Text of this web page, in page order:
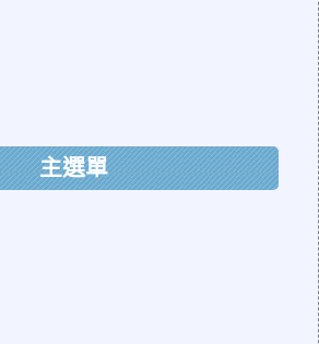
主選單